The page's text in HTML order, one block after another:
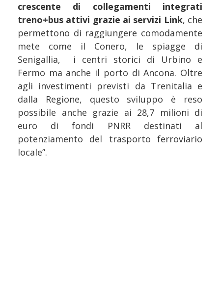
crescente di collegamenti integrati
treno+bus attivi grazie ai servizi Link, che
permettono di raggiungere comodamente
mete come il Conero, le spiagge di
Senigallia, i centri storici di Urbino e
Fermo ma anche il porto di Ancona. Oltre
agli investimenti previsti da Trenitalia e
dalla Regione, questo sviluppo è reso
possibile anche grazie ai 28,7 milioni di
euro di fondi PNRR destinati al
potenziamento del trasporto ferroviario
locale”.